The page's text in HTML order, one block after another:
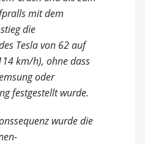
mit dem
die
Tesla von 62 auf
km/h), ohne dass
oder
festgestellt wurde.
wurde die